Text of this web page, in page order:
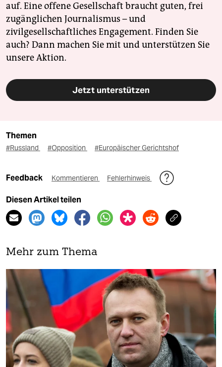
auf. Eine offene Gesellschaft braucht guten, frei
zugänglichen Journalismus – und
zivilgesellschaftliches Engagement. Finden Sie
auch? Dann machen Sie mit und unterstützen Sie
unsere Aktion.
Jetzt unterstützen
Themen
#Russland #Opposition #Europäischer Gerichtshof
Feedback Kommentieren Fehlerhinweis
Diesen Artikel teilen
Mehr zum Thema